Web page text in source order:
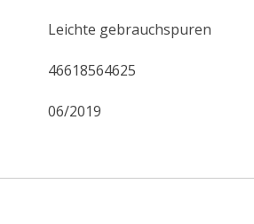
Leichte gebrauchspuren
46618564625
06/2019